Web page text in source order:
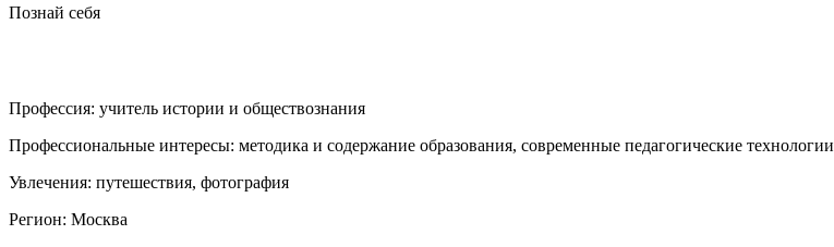
Познай себя
Профессия: учитель истории и обществознания
Профессиональные интересы: методика и содержание образования, современные педагогические технологии
Увлечения: путешествия, фотография
Регион: Москва